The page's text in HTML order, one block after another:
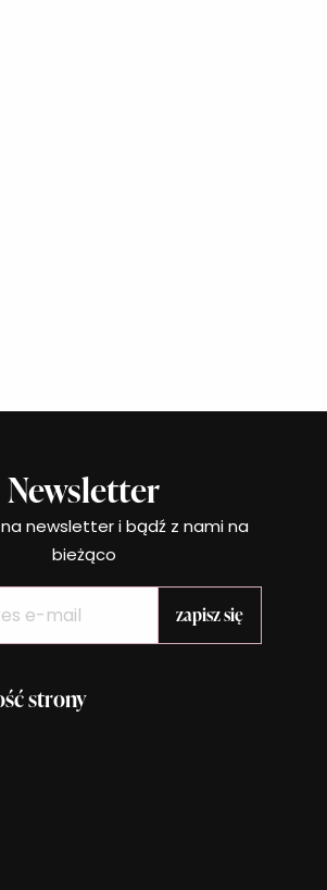
strony
Newsletter
newsletter i bądź z nami na
bieżąco